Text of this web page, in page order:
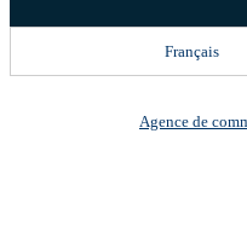
Français
Agence de